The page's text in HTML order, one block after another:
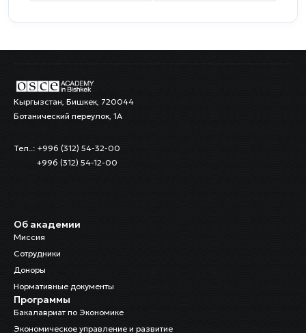
Кыргызстан, Бишкек, 720044
Ботанический переулок, 1А
Тел..: +996 (312) 54-32-00
+996 (312) 54-12-00
Об академии
Миссия
Сотрудники
Доноры
Нормативные документы
Программы
Бакалавриат по Экономике
Экономическое управление и развитие